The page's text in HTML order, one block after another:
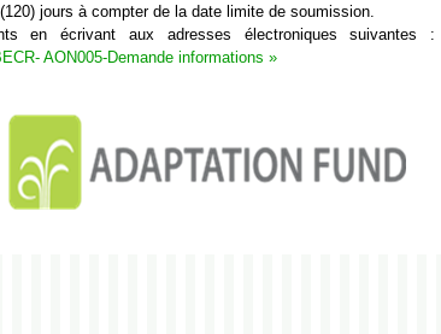
jours à compter de la date limite de soumission.
en écrivant aux adresses électroniques suivantes :
AON005-Demande informations »